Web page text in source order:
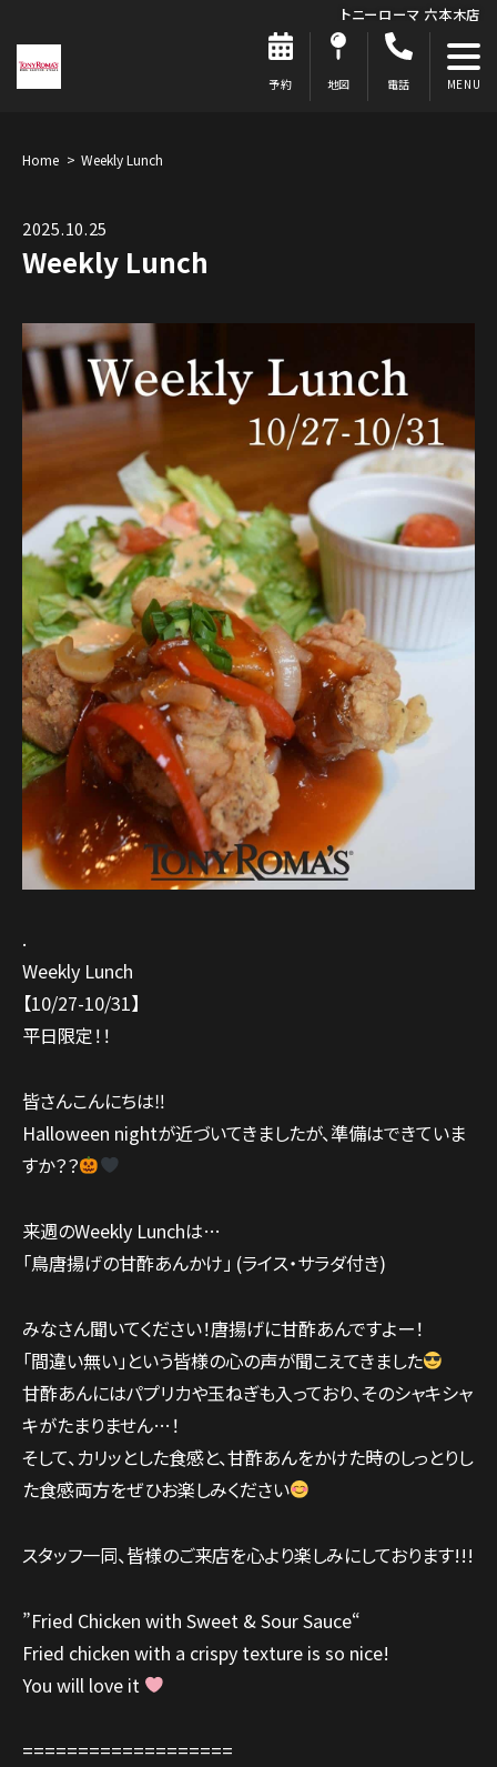
トニーローマ 六本木店
予約 地図 電話
Home Weekly Lunch
2025.10.25
Weekly Lunch
.
Weekly Lunch
【10/27-10/31】
平日限定！！
皆さんこんにちは‼︎
Halloween nightが近づいてきましたが、準備はできていま
すか？？
来週のWeekly Lunchは…
「鳥唐揚げの甘酢あんかけ」 (ライス・サラダ付き)
みなさん聞いてください！唐揚げに甘酢あんですよー！
「間違い無い」という皆様の心の声が聞こえてきました
甘酢あんにはパプリカや玉ねぎも入っており、そのシャキシャ
キがたまりません…！
そして、カリッとした食感と、甘酢あんをかけた時のしっとりし
た食感両方をぜひお楽しみください
スタッフ一同、皆様のご来店を心より楽しみにしております!!!
”Fried Chicken with Sweet & Sour Sauce“
Fried chicken with a crispy texture is so nice!
You will love it
===================